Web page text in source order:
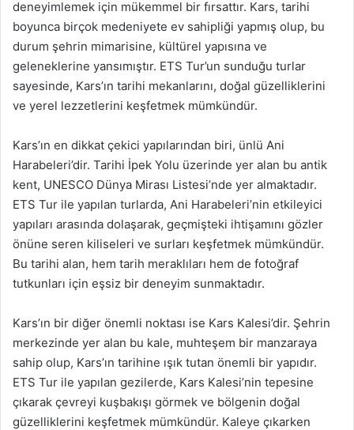
deneyimlemek için mükemmel bir fırsattır. Kars, tarihi
boyunca birçok medeniyete ev sahipliği yapmış olup, bu
durum şehrin mimarisine, kültürel yapısına ve
geleneklerine yansımıştır. ETS Tur’un sunduğu turlar
sayesinde, Kars’ın tarihi mekanlarını, doğal güzelliklerini
ve yerel lezzetlerini keşfetmek mümkündür.
Kars’ın en dikkat çekici yapılarından biri, ünlü Ani
Harabeleri’dir. Tarihi İpek Yolu üzerinde yer alan bu antik
kent, UNESCO Dünya Mirası Listesi’nde yer almaktadır.
ETS Tur ile yapılan turlarda, Ani Harabeleri’nin etkileyici
yapıları arasında dolaşarak, geçmişteki ihtişamını gözler
önüne seren kiliseleri ve surları keşfetmek mümkündür.
Bu tarihi alan, hem tarih meraklıları hem de fotoğraf
tutkunları için eşsiz bir deneyim sunmaktadır.
Kars’ın bir diğer önemli noktası ise Kars Kalesi’dir. Şehrin
merkezinde yer alan bu kale, muhteşem bir manzaraya
sahip olup, Kars’ın tarihine ışık tutan önemli bir yapıdır.
ETS Tur ile yapılan gezilerde, Kars Kalesi’nin tepesine
çıkarak çevreyi kuşbakışı görmek ve bölgenin doğal
güzelliklerini keşfetmek mümkündür. Kaleye çıkarken